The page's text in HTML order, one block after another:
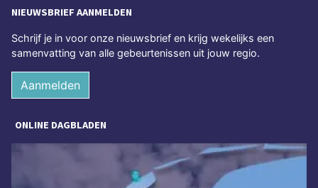
NIEUWSBRIEF AANMELDEN
Schrijf je in voor onze nieuwsbrief en krijg wekelijks een
samenvatting van alle gebeurtenissen uit jouw regio.
Aanmelden
ONLINE DAGBLADEN